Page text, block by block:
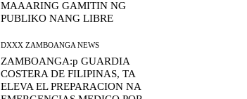
MAAARING GAMITIN NG
PUBLIKO NANG LIBRE
DXXX ZAMBOANGA NEWS
ZAMBOANGA:p GUARDIA
COSTERA DE FILIPINAS, TA
ELEVA EL PREPARACION NA